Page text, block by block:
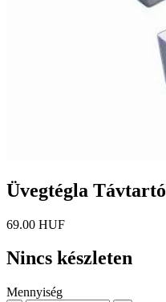
Üvegtégla Távtartó
69.00 HUF
Nincs készleten
Mennyiség